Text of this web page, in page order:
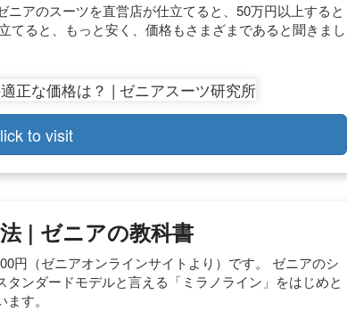
アのスーツを直営店が仕立てると、50万円以上すると
てると、もっと安く、価格もさまざまであると聞きまし
to visit
| ゼニアの教科書
円（ゼニアオンラインサイトより）です。 ゼニアのシ
ンダードモデルと言える「ミラノライン」をはじめと
す。